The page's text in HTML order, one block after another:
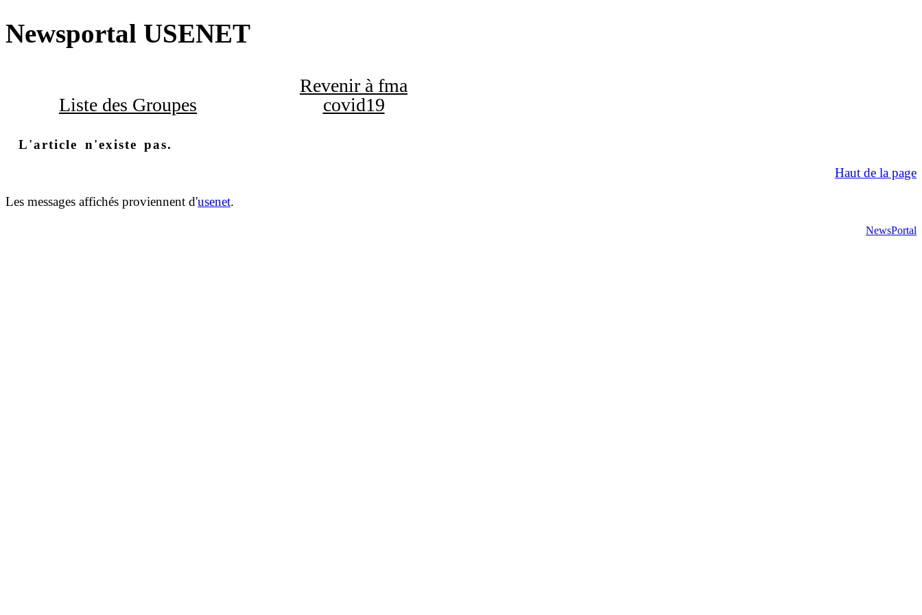
Newsportal USENET
Liste des Groupes
Revenir à fma
covid19
L'article n'existe pas.
Haut de la page
Les messages affichés proviennent d'usenet.
NewsPortal